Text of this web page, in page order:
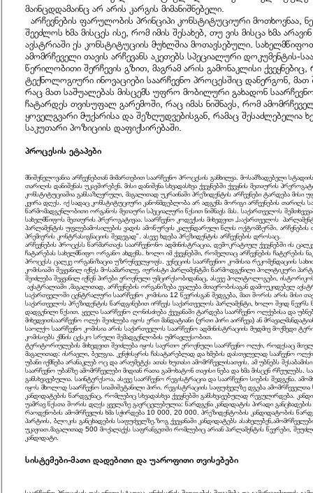
მაინცდდამაინც არ არის კარგის მიმანიშნებელი.
არჩევნების ფარულობის პრინციპი კონსტიტუციური მოთხოვნაა,
შეეძლოს ხმა მისცეს ისე, რომ იმის შესახებ, თუ ვის მისცა ხმა
ავსტრიაში ეს კონსტიტუციის მუხლშია მოთავსებული.
ამომრჩეველი თავის არჩევანს აკეთებს სპეციალური დოკუმენტის-
წერილობითი შერჩევის გზით, მაგრამ არის გამონაკლისი
ტექნოლოგიური ინოვაციები საარჩევნო პროცესშიც დანერგონ, მათ
რაც მათ საშუალებას მისცემს უფრო მობილური გახადონ
ჩატარდეს თვისუფალ გარემოში, რაც იმას ნიშნავს, რომ
ყოველგვარი მუქარისა და შეზღუდვებისგან, რამაც შესაძლებელია
საკუთარი პოზიციის დაფიქსირებაში.
პროცესის ეტაპები
მნიშვნელოვანია არჩევნებთან მიმართებით საარჩევნო პროცესის განხილვა. მოსამზადებელი
თარიღის დანიშვნას უკავშირებენ. მისი დანიშვნა სხვადასხვა ქვეყნებში ქვეყნის მეთაურის
კონსტიტუციაშია განსაზღვრული, მაგალითად უკრაინაში პრეზიდენტის არჩევნები ტარდება მისი
კვირა დღეს. იქ სადაც კონსტიტუციური კანონმდებლობა არ ადგენს მორიგი არჩევნების თარიღს
წარმომადგენლობითი ორგანოს მეთაური სპეციალური წესით ნიშნავს მას. საქართველოს
სახელმწიფოს მეთაურის პრეროგატივაა. საარჩევნო კოდექსის მიხედვით „საქართველოს
პარლამენტის უფლებამოსილების ვადის ამოწურვის კალენდარული წლის ოქტომბერში. არჩვნების
პრემიერის კონტრასიგნაციის შედეგად". ასევე ხდება პრეზიდენტის არჩევნების დროსაც.
არჩევნების პროცესს წარმართავს საარჩევნონო ადმინისტრაცია, დემოკრატიულ ქვეყნებში ის
ჩატარებას სახელმწიფო ორგანო ახდენს. ხოლო იმ ქვეყნებში, რომელთაც არჩევნების ჩატერების
პროცესს ცალკე ორგანიზაცია უზრუნველყოფს. ვენეციის საარჩევნიო კომისია რეკომენდაციის
კომისიაში შეყვანილ იქნეს მოსამართლე, იურისტი პარლამენტში წარმოდგენილი პოლიტიკური
შეიძლება შეყვანილ იქნენ პირები ეროვნული უმცირესობიდანაც, ასევე პოლიტოლოგები,
ავსტრალიაში ,მაგალითად, არჩევნების ორგანიზება ევალება მთავრობისაგან დამოუკიდებელ
საქართველოში ცენტრალური საარჩევნო კომისია 12 წევრისგან შედგება, მათ შორის არის მისი
საქართველოს პრეზიდენტის წარდგინებით ირჩევს საქართველოს პარლამენტი, ხოლო შვიდ წევრს
დადგენილი წესით. ყველა საარჩევნო ღონისძიება ქვეყანაში ტარდება საარჩევნო ოლქებისა და
მიხედვითსაარჩევნო ოლქი შეიძლება იყოს ერთ მანდატიანი (ერთი პირი აირჩევა) ან
საოლქო საარჩევნო კომისია არის საქართველოს საარჩევნო ადმინისტრაციის მუდმივ მოქმედი
კომისიებს ქმნის ცესკო სრული შემადგენლობის უმრავლესობით.
ტერიტორიულების მიხედვით შეიძლება იყოს საერთო ეროვნული საარჩევნო ოლქი, როდესაც
მაგალითად: ისრაელი, ბელგია. კენჭისყრის ჩასატარებლად და ხმების დასთვლელად სააჩევნო
უბანი იქმნება არანაკლებ ოც და არაუმეტეს ათას ხუთასი ამომრჩევლისათვის. ამ უბნებს
საარჩევნო უბანზე ამომრჩევლები მიდიან რათა გამოხატონ თავისი ნება და ხმა მისცენ რჩეულებს.
განსხვავებულია. საინტერესოა, ასევე საარჩევნო რეგისტრაცია და საარჩევნო სიების შედგენა.
იყოს მხოლოდ საარჩევნო სიაშიშეტანილი პირი. რეგისტრაციის საფუძველზე დგება ამომრჩეველთა
კანდიდატების წარდგენაც, რომლებიც სხვადასხვა ქვეყნებში განსხვავებულად რეგულირდება.
უამრავ წესთა შორის დღეს ყველაზე გავრცელებულია: წარდგენა კანდიდატის პირადი
რაოდენობის ამომრჩევლის ხმა სჭირდება 10 000, 20 000. პრეზიდენტობის კანდიდატობის
პარტიის, ბლოკის განცხადების საფუძველზე.ზოგ ქვეყანაში კანდიდატებს
უკავიათ.მაგალითად 500 მოქალაქეს საფრანგეთში რომლებიც არიან პარლამენტის წევრები,
კანდიდატი.
სისტემები-მათი დადებითი და უაროფითი თვისებები